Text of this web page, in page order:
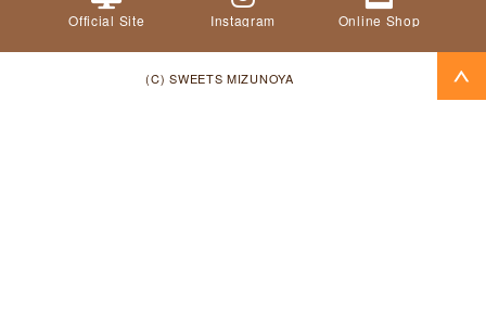
Official Site Instagram Online Shop
(C) SWEETS MIZUNOYA